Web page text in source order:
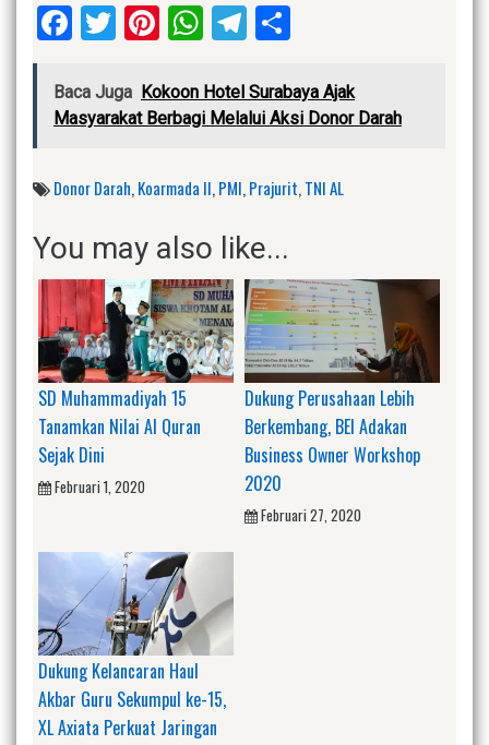
Facebook
Twitter
Pinterest
WhatsApp
Telegram
Baca Juga Kokoon Hotel Surabaya Ajak
Masyarakat Berbagi Melalui Aksi Donor Darah
Donor Darah,Koarmada II,PMI,Prajurit,TNI AL
You may also like...
SD Muhammadiyah 15
Tanamkan Nilai Al Quran
Sejak Dini
Februari 1, 2020
Dukung Perusahaan Lebih
Berkembang, BEI Adakan
Business Owner Workshop
2020
Februari 27, 2020
Dukung Kelancaran Haul
Akbar Guru Sekumpul ke-15,
XL Axiata Perkuat Jaringan